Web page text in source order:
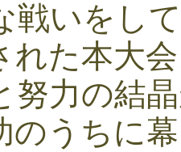
戦いをし
れた本大
努力の結
のうちに